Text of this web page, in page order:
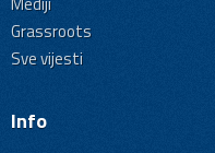
Grassroots
Sve vijesti
Info